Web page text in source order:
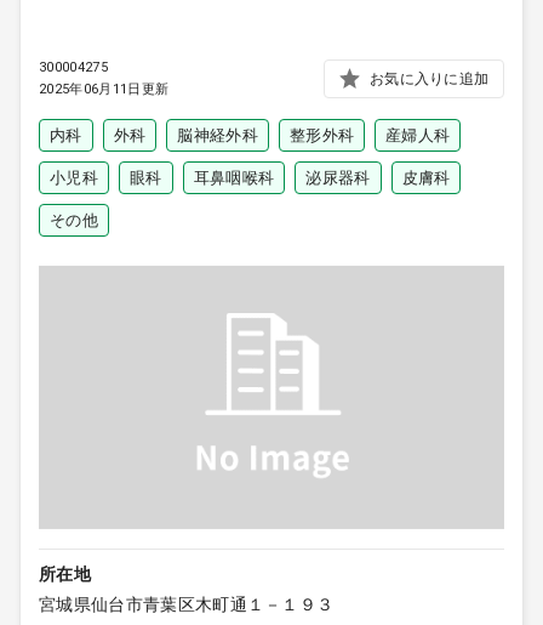
300004275
2025年06月11日更新
お気に入りに追加
内科 外科 脳神経外科 整形外科 産婦人科
小児科 眼科 耳鼻咽喉科 泌尿器科 皮膚科
その他
所在地
宮城県仙台市青葉区木町通１－１９３